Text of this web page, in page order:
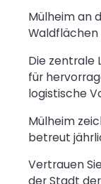
Mülheim an
Die zentrale
für
logistische
Mülheim
betreut
Vertrauen